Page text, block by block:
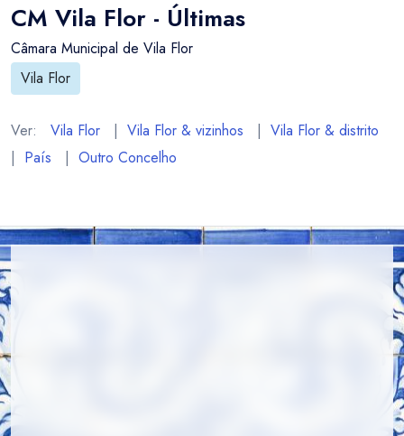
Concelhos Vizinhos
Distrito
País
Temas
Sobre
Funcionalidades
As nossas Fontes
Perguntas Frequentes
Contactos
CM Vila Flor - Últimas
Câmara Municipal de Vila Flor
Vila Flor
Ver: Vila Flor | Vila Flor & vizinhos | Vila Flor & distrito
| País | Outro Concelho